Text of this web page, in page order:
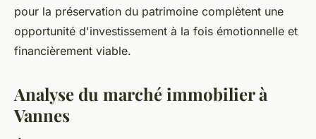
pour la préservation du patrimoine complètent une
opportunité d'investissement à la fois émotionnelle et
financièrement viable.
Analyse du marché immobilier à
Vannes